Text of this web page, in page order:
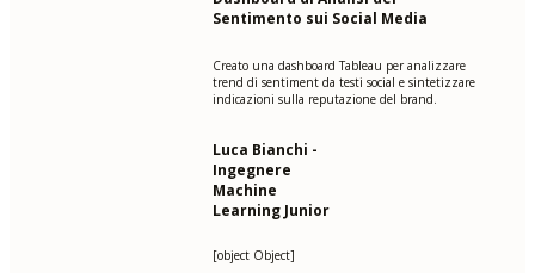
Sentimento sui Social Media
Creato una dashboard Tableau per analizzare
trend di sentiment da testi social e sintetizzare
indicazioni sulla reputazione del brand.
Luca Bianchi -
Ingegnere
Machine
Learning Junior
[object Object]